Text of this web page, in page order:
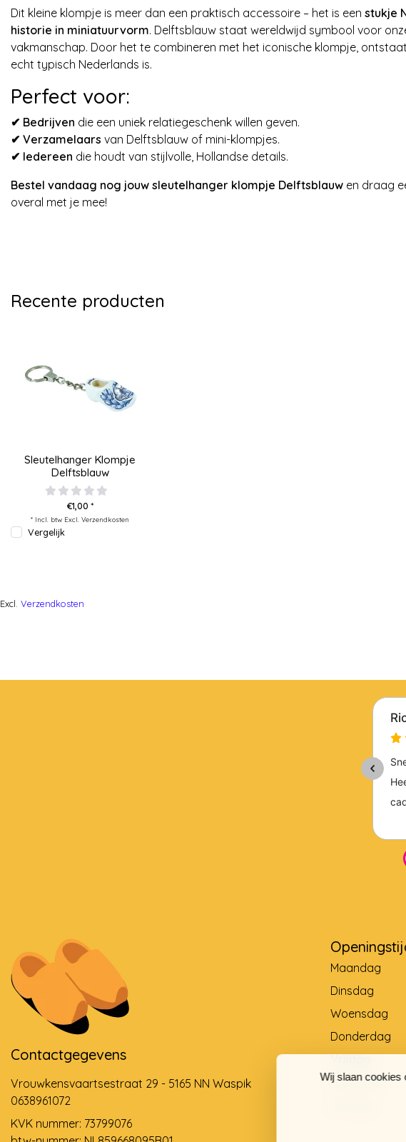
Wij slaan cookies
Dit kleine klompje is meer dan een praktisch accessoire – het is een stukje
historie in miniatuurvorm. Delftsblauw staat wereldwijd symbool voor
vakmanschap. Door het te combineren met het iconische klompje,
echt typisch Nederlands is.
Perfect voor:
✔ Bedrijven die een uniek relatiegeschenk willen geven.
✔ Verzamelaars van Delftsblauw of mini-klompjes.
✔ Iedereen die houdt van stijlvolle, Hollandse details.
Bestel vandaag nog jouw sleutelhanger klompje Delftsblauw en draag
overal met je mee!
Recente producten
Sleutelhanger Klompje
Delftsblauw
€1,00 *
* Incl. btw Excl. Verzendkosten
Vergelijk
Excl. Verzendkosten
Contactgegevens
Vrouwkensvaartsestraat 29 - 5165 NN Waspik
0638961072
KVK nummer: 73799076
Maandag
Dinsdag
Woensdag
Donderdag
Vrijdag
Zaterdag